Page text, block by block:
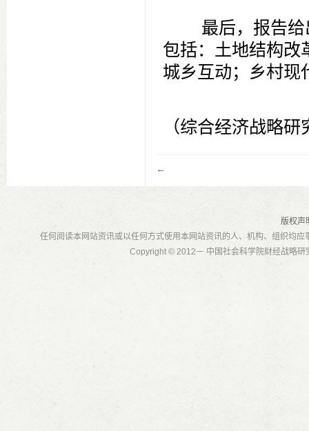
最后，报告给出
包括：土地结构改
城乡互动；乡村现
（综合经济战略
←
版权声
任何阅读本网站资讯或以任何方式使用本网站资讯的人、机构、组织均应
Copyright © 2012－ 中国社会科学院财经战略